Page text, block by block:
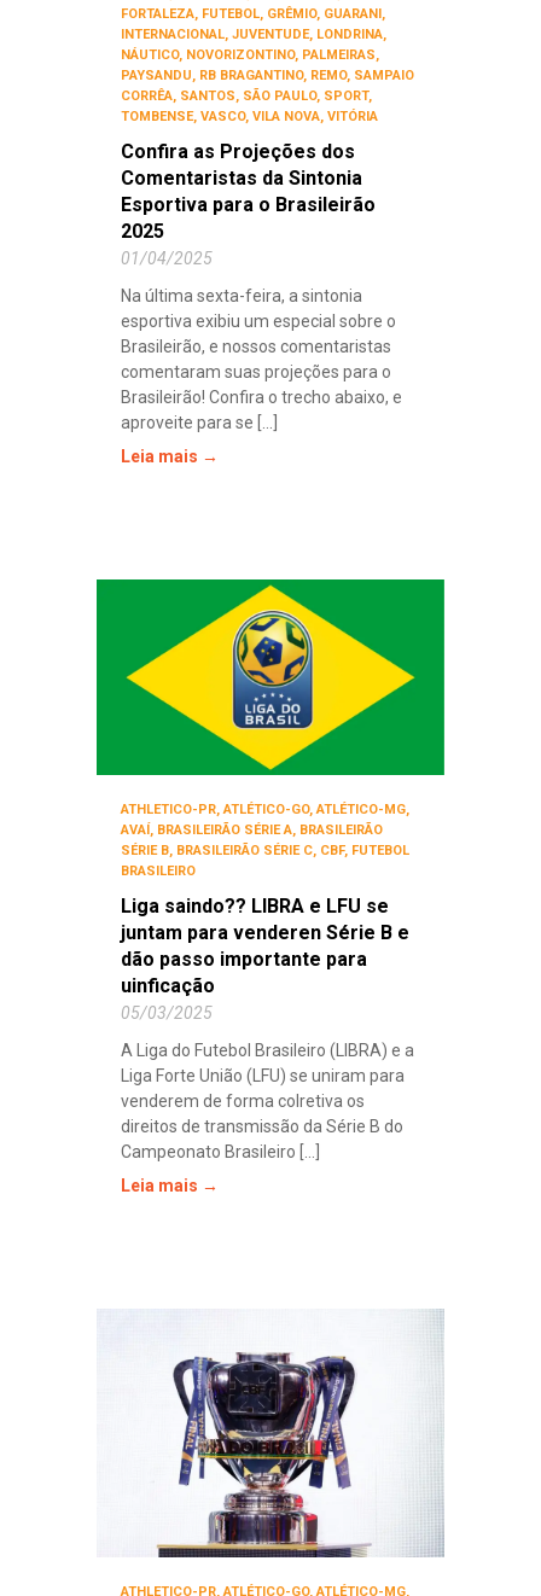
FORTALEZA, FUTEBOL, GRÊMIO, GUARANI ,
INTERNACIONAL, JUVENTUDE, LONDRINA,
NÁUTICO, NOVORIZONTINO, PALMEIRAS,
PAYSANDU, RB BRAGANTINO, REMO, SAMPAIO
CORRÊA, SANTOS, SÃO PAULO, SPORT,
TOMBENSE, VASCO, VILA NOVA, VITÓRIA
Confira as Projeções dos
Comentaristas da Sintonia
Esportiva para o Brasileirão
2025
01/04/2025
Na última sexta-feira, a sintonia
esportiva exibiu um especial sobre o
Brasileirão, e nossos comentaristas
comentaram suas projeções para o
Brasileirão! Confira o trecho abaixo, e
aproveite para se [...]
Leia mais →
ATHLETICO-PR,ATLÉTICO-GO,ATLÉTICO-MG,
AVAÍ , BRASILEIRÃO SÉRIE A, BRASILEIRÃO
SÉRIE B, BRASILEIRÃO SÉRIE C, CBF, FUTEBOL
BRASILEIRO
Liga saindo?? LIBRA e LFU se
juntam para venderen Série B e
dão passo importante para
uinficação
05/03/2025
A Liga do Futebol Brasileiro (LIBRA) e a
Liga Forte União (LFU) se uniram para
venderem de forma colretiva os
direitos de transmissão da Série B do
Campeonato Brasileiro [...]
Leia mais →
ATHLETICO-PR,ATLÉTICO-GO,ATLÉTICO-MG,